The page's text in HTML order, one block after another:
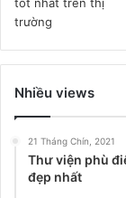
Nhiều views
21 Tháng Chín, 2021
Thư viện phù
đẹp nhất